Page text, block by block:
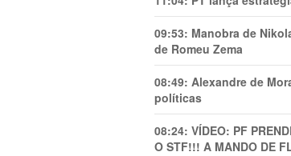
09:53: Manobra de
de Romeu Zema
08:49: Alexandre de
políticas
08:24: VÍDEO: PF
O STF!!! A MANDO DE